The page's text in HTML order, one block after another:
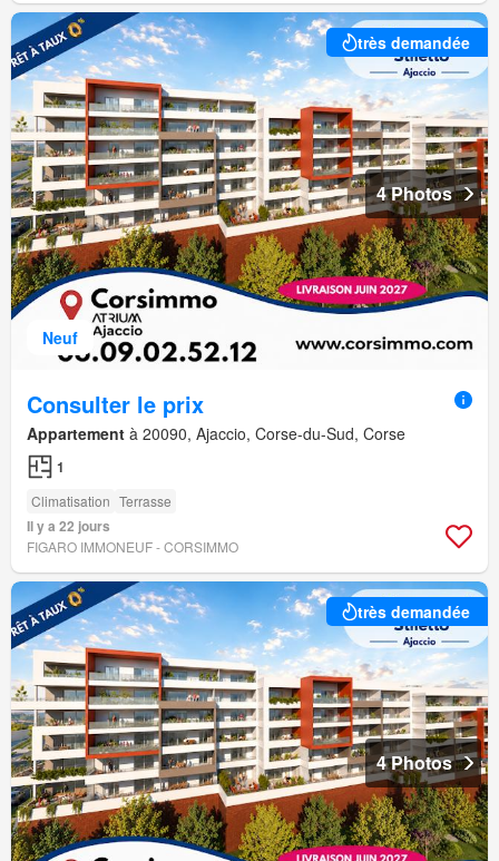
Neuf
très demandée
4 Photos
Consulter le prix
Appartement à 20090, Ajaccio, Corse-du-Sud, Corse
1
Climatisation Terrasse
Il y a 22 jours
FIGARO IMMONEUF - CORSIMMO
très demandée
4 Photos